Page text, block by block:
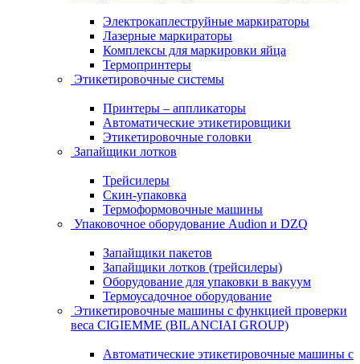
Электрокаплеструйные маркираторы
Лазерные маркираторы
Комплексы для маркировки яйца
Термопринтеры
Этикетировочные системы
Принтеры – аппликаторы
Автоматические этикетировщики
Этикетировочные головки
Запайщики лотков
Трейсилеры
Скин-упаковка
Термоформовочные машины
Упаковочное оборудование Audion и DZQ
Запайщики пакетов
Запайщики лотков (трейсилеры)
Оборудование для упаковки в вакуум
Термоусадочное оборудование
Этикетировочные машины с функцией проверки
веса CIGIEMME (BILANCIAI GROUP)
Автоматические этикетировочные машины с